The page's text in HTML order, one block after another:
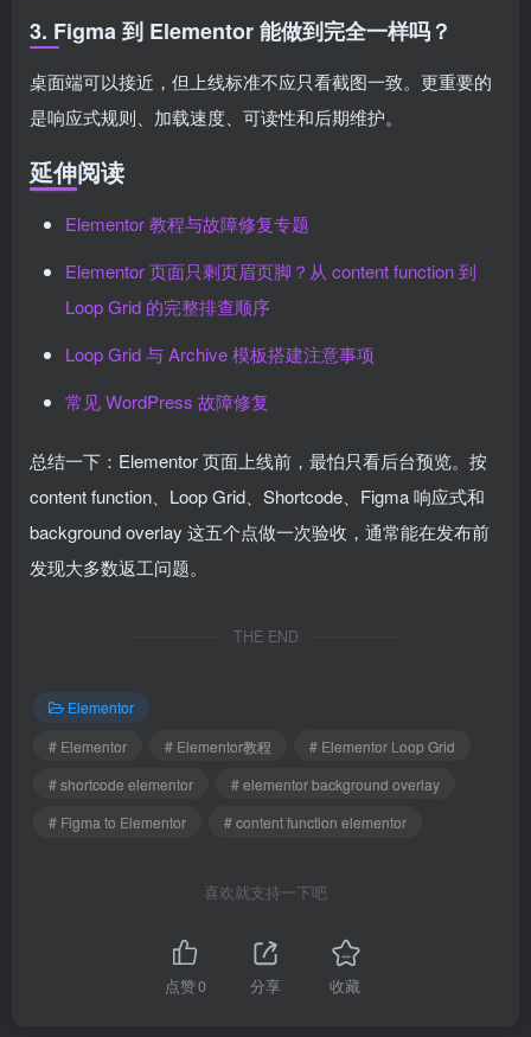
3. Figma 到 Elementor 能做到完全一样吗？
桌面端可以接近，但上线标准不应只看截图一致。更重要的
是响应式规则、加载速度、可读性和后期维护。
延伸阅读
Elementor 教程与故障修复专题
Elementor 页面只剩页眉页脚？从 content function 到
Loop Grid 的完整排查顺序
Loop Grid 与 Archive 模板搭建注意事项
常见 WordPress 故障修复
总结一下：Elementor 页面上线前，最怕只看后台预览。按
content function、Loop Grid、Shortcode、Figma 响应式和
background overlay 这五个点做一次验收，通常能在发布前
发现大多数返工问题。
THE END
Elementor
# Elementor
# Elementor教程
# Elementor Loop Grid
# shortcode elementor
# elementor background overlay
# Figma to Elementor
# content function elementor
喜欢就支持一下吧
点赞0 分享 收藏